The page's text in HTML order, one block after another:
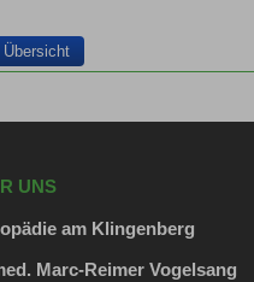
Übersicht
UNS
am Klingenberg
Marc-Reimer Vogelsang